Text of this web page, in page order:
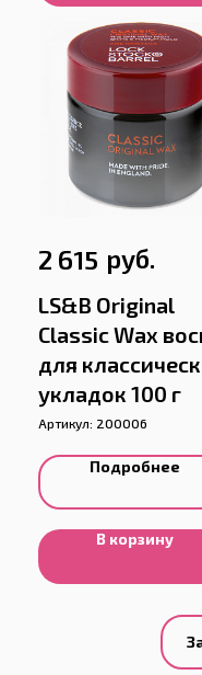
2 615 руб.
LS&B Original
Classic Wax
для
укладок 100 г
Артикул: 200006
Подробнее
В корзину